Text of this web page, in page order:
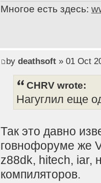
Многое есть здесь:
by deathsoft» 01 Oct
CHRV wrote:
Нагуглил еще
Так это давно
говнофоруме же
z88dk, hitech, iar,
компиляторов.